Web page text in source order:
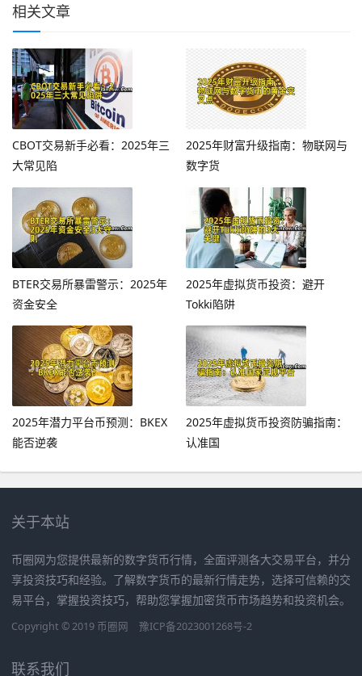
相关文章
CBOT交易新手必看：2025年三
大常见陷
2025年财富升级指南：物联网与
数字货
BTER交易所暴雷警示：2025年
资金安全
2025年虚拟货币投资：避开
Tokki陷阱
2025年潜力平台币预测：BKEX
能否逆袭
2025年虚拟货币投资防骗指南：
认准国
关于本站
币圈网为您提供最新的数字货币行情，全面评测各大交易平台，并分
享投资技巧和经验。了解数字货币的最新行情走势，选择可信赖的交
易平台，掌握投资技巧，帮助您掌握加密货币市场趋势和投资机会。
Copyright © 2019 币圈网 豫ICP备2023001268号-2
联系我们